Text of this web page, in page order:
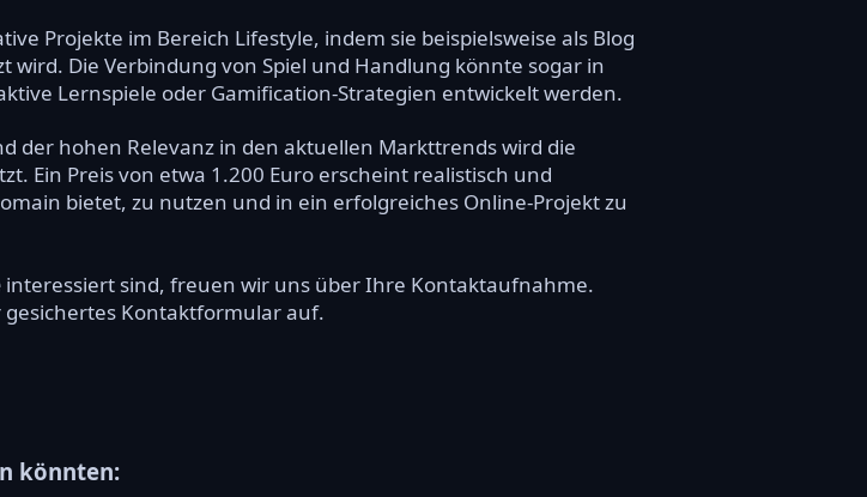
Projekte im Bereich Lifestyle, indem sie beispielsweise als Blog
Die Verbindung von Spiel und Handlung könnte sogar in
Lernspiele oder Gamification-Strategien entwickelt werden.
der hohen Relevanz in den aktuellen Markttrends wird die
Ein Preis von etwa 1.200 Euro erscheint realistisch und
bietet, zu nutzen und in ein erfolgreiches Online-Projekt zu
interessiert sind, freuen wir uns über Ihre Kontaktaufnahme.
Kontaktformular auf.
könnten: